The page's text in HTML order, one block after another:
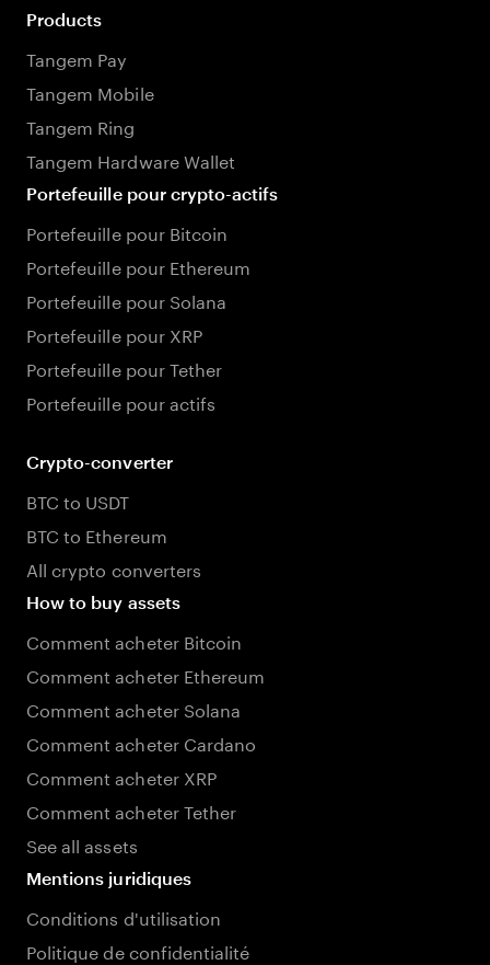
Products
Tangem Pay
Tangem Mobile
Tangem Ring
Tangem Hardware Wallet
Portefeuille pour crypto-actifs
Portefeuille pour Bitcoin
Portefeuille pour Ethereum
Portefeuille pour Solana
Portefeuille pour XRP
Portefeuille pour Tether
Portefeuille pour actifs
Crypto-converter
BTC to USDT
BTC to Ethereum
All crypto converters
How to buy assets
Comment acheter Bitcoin
Comment acheter Ethereum
Comment acheter Solana
Comment acheter Cardano
Comment acheter XRP
Comment acheter Tether
See all assets
Mentions juridiques
Conditions d'utilisation
Politique de confidentialité